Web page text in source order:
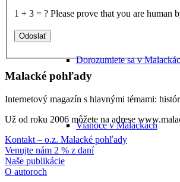
Dorozumiete sa v
Vianoce v Malackách
1 + 3 = ? Please prove that you are human
Malacké pohľady
Internetový magazín s hlavnými témami:
Už od roku 2006 môžete na adrese
Kontakt – o.z. Malacké pohľady
Venujte nám 2 % z daní
Naše publikácie
O autoroch